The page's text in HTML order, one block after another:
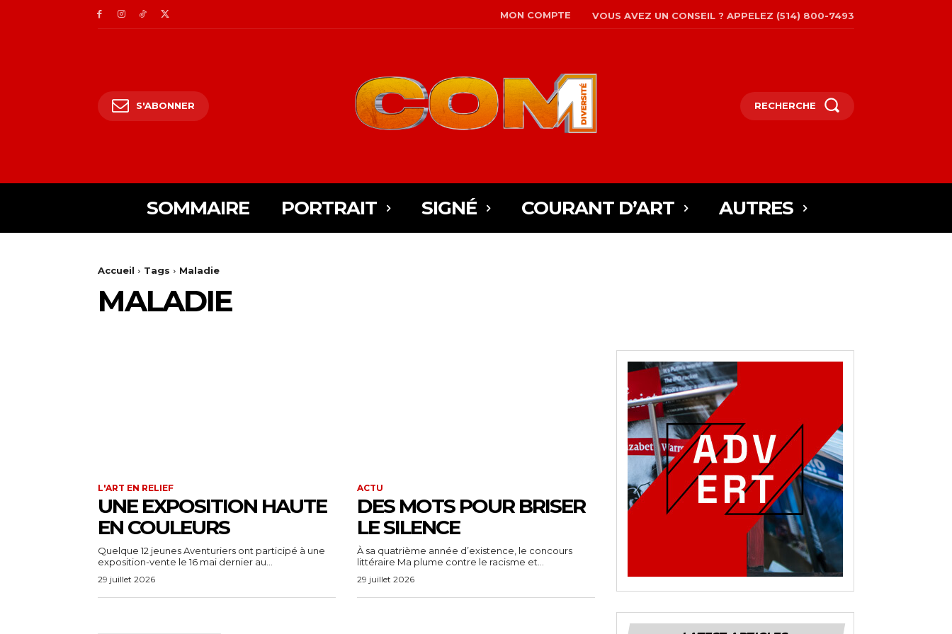
MON COMPTE VOUS AVEZ UN CONSEIL ? APPELEZ (514) 800-7493
S'ABONNER RECHERCHE
SOMMAIRE PORTRAIT SIGNÉ COURANT D’ART AUTRES
Accueil Tags Maladie
MALADIE
L'ART EN RELIEF
UNE EXPOSITION HAUTE
EN COULEURS
Quelque 12 jeunes Aventuriers ont participé à une
exposition-vente le 16 mai dernier au...
29 juillet 2026
ACTU
DES MOTS POUR BRISER
LE SILENCE
À sa quatrième année d’existence, le concours
littéraire Ma plume contre le racisme et...
29 juillet 2026